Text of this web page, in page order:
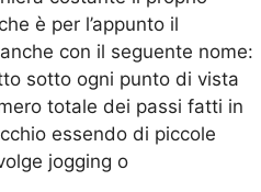
è per l’appunto il
con il seguente nome:
sotto ogni punto di vista
totale dei passi fatti in
essendo di piccole
jogging o